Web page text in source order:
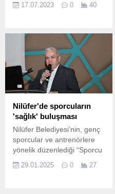
17.07.2023 0 40
Nilüfer'de sporcuların
'sağlık' buluşması
Nilüfer Belediyesi’nin, genç
sporcular ve antrenörlere
yönelik düzenlediği “Sporcu
yaralanmaları ve
29.01.2025 0 27